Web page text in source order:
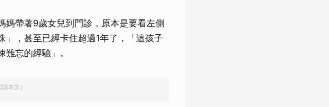
媽帶著9歲女兒到門診，原本是要看左側
，甚至已經卡住超過1年了，「這孩子
忘的經驗」。
本文）